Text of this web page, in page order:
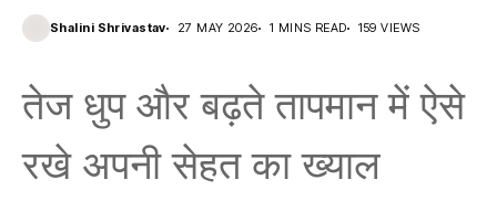
Shalini Shrivastav 27 MAY 2026 1 MINS READ 159 VIEWS
तेज धुप और बढ़ते तापमान में ऐसे
रखे अपनी सेहत का ख्याल